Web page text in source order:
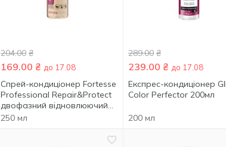
204.00 ₴
169.00 ₴ до 17.08
Спрей-кондиціонер Fortesse
Professional Repair&Protect
двофазний відновлюючий
для сухого, пошкодженого
250 мл
289.00 ₴
239.00 ₴ до 17.08
Експрес-кондиціонер
Color Perfector 200мл
200 мл